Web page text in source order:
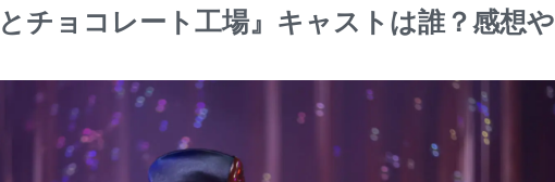
チョコレート工場』キャストは誰？感想や